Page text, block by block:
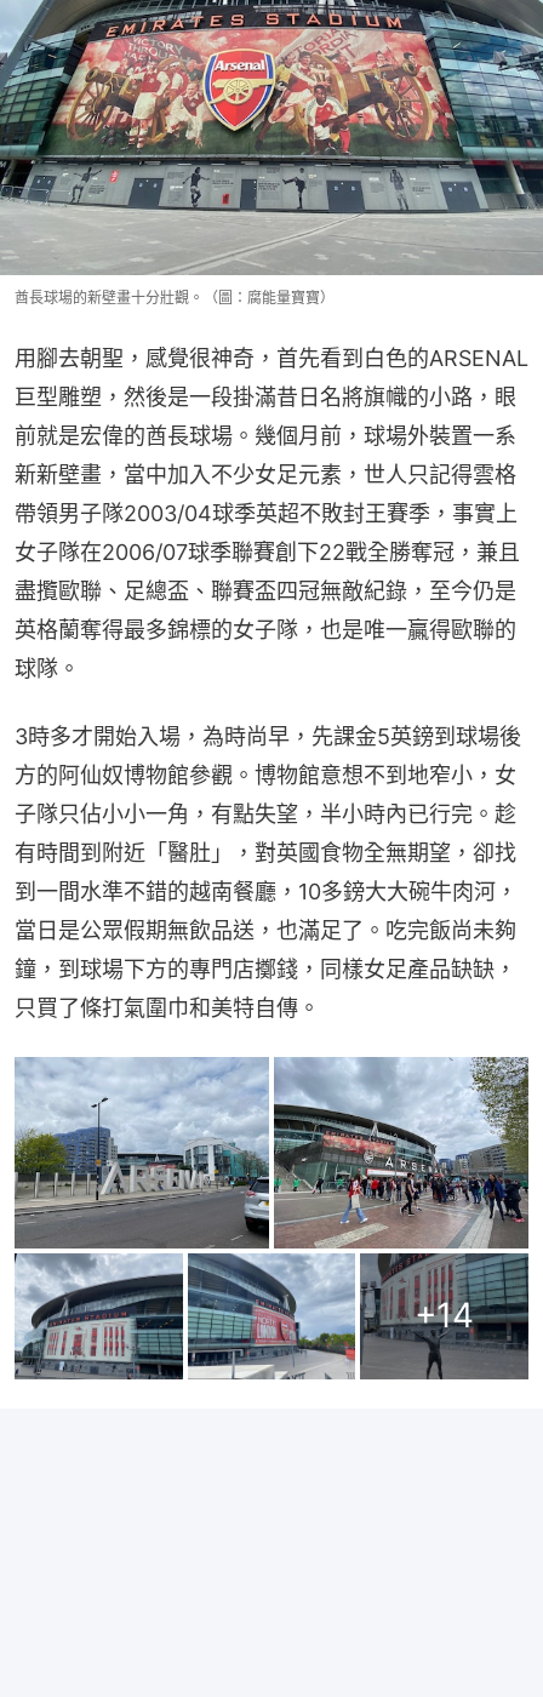
酋長球場的新壁畫十分壯觀。（圖：腐能量寶寶）
用腳去朝聖，感覺很神奇，首先看到白色的ARSENAL
巨型雕塑，然後是一段掛滿昔日名將旗幟的小路，眼
前就是宏偉的酋長球場。幾個月前，球場外裝置一系
新新壁畫，當中加入不少女足元素，世人只記得雲格
帶領男子隊2003/04球季英超不敗封王賽季，事實上
女子隊在2006/07球季聯賽創下22戰全勝奪冠，兼且
盡攬歐聯、足總盃、聯賽盃四冠無敵紀錄，至今仍是
英格蘭奪得最多錦標的女子隊，也是唯一贏得歐聯的
球隊。
3時多才開始入場，為時尚早，先課金5英鎊到球場後
方的阿仙奴博物館參觀。博物館意想不到地窄小，女
子隊只佔小小一角，有點失望，半小時內已行完。趁
有時間到附近「醫肚」，對英國食物全無期望，卻找
到一間水準不錯的越南餐廳，10多鎊大大碗牛肉河，
當日是公眾假期無飲品送，也滿足了。吃完飯尚未夠
鐘，到球場下方的專門店擲錢，同樣女足產品缺缺，
只買了條打氣圍巾和美特自傳。
+14